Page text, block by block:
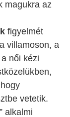
magukra az
figyelmét
villamoson, a
női kézi
vetetik.
alkalmi